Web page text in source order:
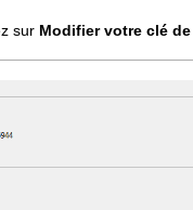
sur Modifier votre clé